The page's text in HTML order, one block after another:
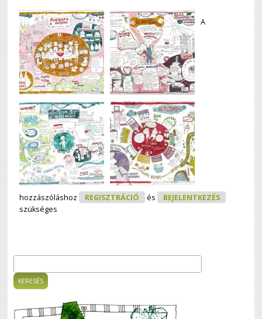
A
hozzászóláshoz REGISZTRÁCIÓ és
BEJELENTKEZÉS
szükséges
Keresés űrlap